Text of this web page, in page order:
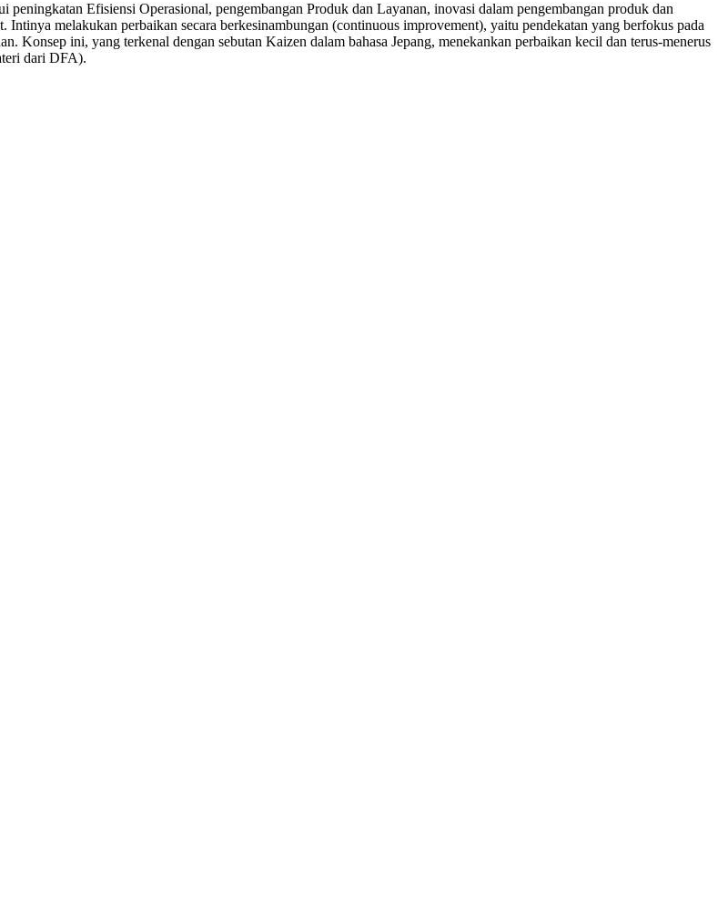
Efisiensi Operasional, pengembangan Produk dan Layanan, inovasi dalam pengembangan produk dan
melakukan perbaikan secara berkesinambungan (continuous improvement), yaitu pendekatan yang berfokus pada
Konsep ini, yang terkenal dengan sebutan Kaizen dalam bahasa Jepang, menekankan perbaikan kecil dan terus-menerus
dari DFA).